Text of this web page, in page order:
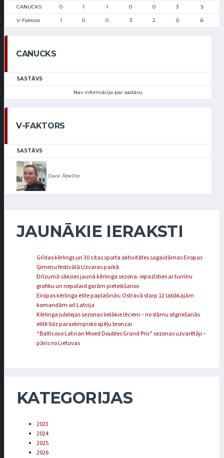
CANUCKS 0 1 1 0 0 3 5
V-Faktors 1 0 0 3 2 0 6
CANUCKS
SASTĀVS
Nav informācija par sastāvu
V-FAKTORS
SASTĀVS
Dace Ābelīte
JAUNĀKIE IERAKSTI
Grīdas kērlings un 30 citas sporta aktivitātes sagaidāmas Eiropas
Ģimeņu festivālā Uzvaras parkā
Drīzumā sāksies jaunā kērlinga sezona: iepazīsties ar turnīru
grafiku un nepalaid garām pieteikšanos
Eiropas kērlinga elite paplašinās: Ostravā starp 12 labākajām
komandām arī Latvija
Kērlinga jubilejas sezonas lielākie lēcieni – no dāmu atgriešanās
elitē līdz paraolimpisko spēļu bronzai
“Balticovo Latvian Mixed Doubles Grand Prix” sezonas uzvarētāji –
pāris no Lietuvas
KATEGORIJAS
2023
2024
2025
2026